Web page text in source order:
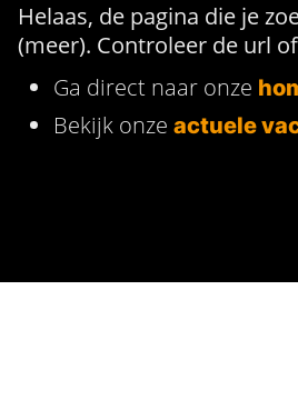
Helaas, de pagina die je
(meer). Controleer de url
Ga direct naar onze
Bekijk onze actuele